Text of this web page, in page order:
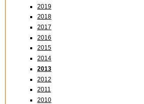
2019
2018
2017
2016
2015
2014
2013
2012
2011
2010